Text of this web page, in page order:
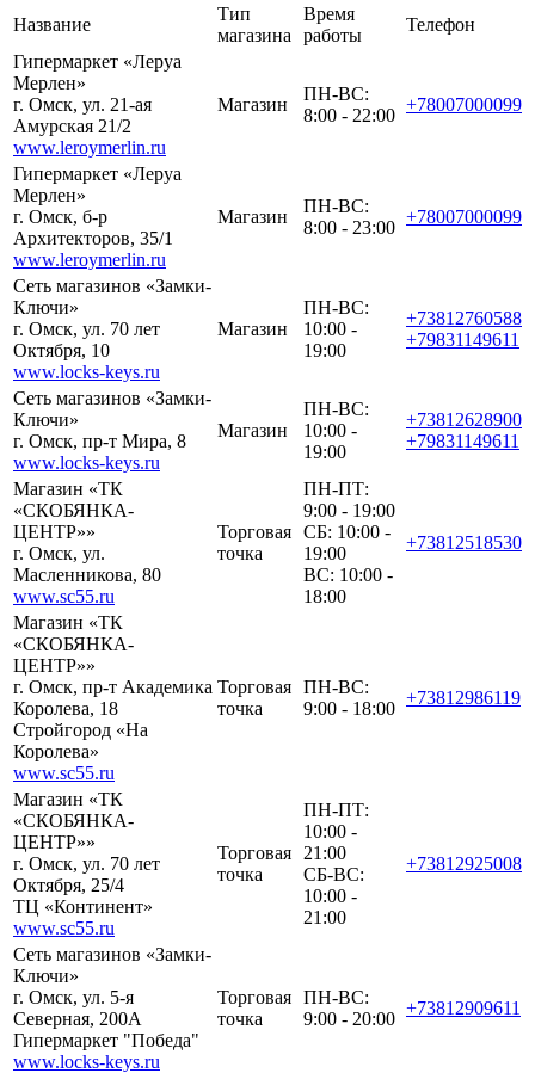
Название
Тип
магазина
Время
работы
Телефон
Гипермаркет «Леруа
Мерлен»
г. Омск, ул. 21-ая
Амурская 21/2
www.leroymerlin.ru
Магазин
ПН-ВС:
8:00 - 22:00
+78007000099
Гипермаркет «Леруа
Мерлен»
г. Омск, б-р
Архитекторов, 35/1
www.leroymerlin.ru
Магазин
ПН-ВС:
8:00 - 23:00
+78007000099
Сеть магазинов «Замки-
Ключи»
г. Омск, ул. 70 лет
Октября, 10
www.locks-keys.ru
Магазин
ПН-ВС:
10:00 -
19:00
+73812760588
+79831149611
Сеть магазинов «Замки-
Ключи»
г. Омск, пр-т Мира, 8
www.locks-keys.ru
Магазин
ПН-ВС:
10:00 -
19:00
+73812628900
+79831149611
Магазин «ТК
«СКОБЯНКА-
ЦЕНТР»»
г. Омск, ул.
Масленникова, 80
www.sc55.ru
Торговая
точка
ПН-ПТ:
9:00 - 19:00
СБ: 10:00 -
19:00
ВС: 10:00 -
18:00
+73812518530
Магазин «ТК
«СКОБЯНКА-
ЦЕНТР»»
г. Омск, пр-т Академика
Королева, 18
Стройгород «На
Королева»
www.sc55.ru
Торговая
точка
ПН-ВС:
9:00 - 18:00
+73812986119
Магазин «ТК
«СКОБЯНКА-
ЦЕНТР»»
г. Омск, ул. 70 лет
Октября, 25/4
ТЦ «Континент»
www.sc55.ru
Торговая
точка
ПН-ПТ:
10:00 -
21:00
СБ-ВС:
10:00 -
21:00
+73812925008
Сеть магазинов «Замки-
Ключи»
г. Омск, ул. 5-я
Северная, 200A
Гипермаркет "Победа"
www.locks-keys.ru
Торговая
точка
ПН-ВС:
9:00 - 20:00
+73812909611